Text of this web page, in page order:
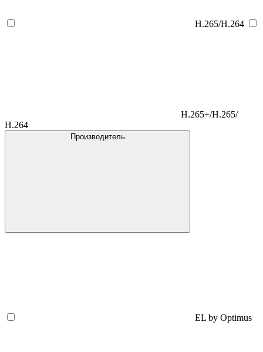
H.265/H.264
H.265+/H.265/
H.264
Производитель
EL by Optimus